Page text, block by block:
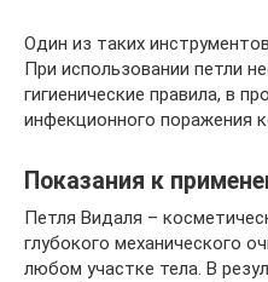
Один из таких
При использовании петли
гигиенические правила, в
инфекционного поражения
Показания к
Петля Видаля –
глубокого механического
любом участке тела. В